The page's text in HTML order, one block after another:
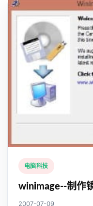
电脑科技
winimage--制作
2007-07-09